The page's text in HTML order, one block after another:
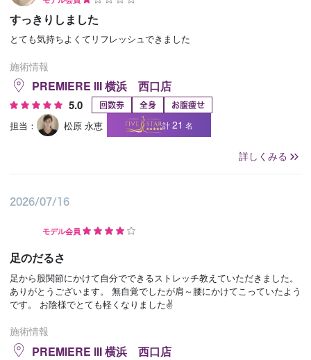
すっきりしました
とても気持ちよくてリフレッシュできました
施術情報
PREMIERE III 横浜 西口店
5.0 回数券 全身 お腹痩せ
担当： 松原 永恵 計 21 名
詳しくみる
2026/07/16
モデル会員
足のだるさ
足から股関節にかけて自分でできるストレッチ教えていただきました。
ありがとうございます。 無自覚でしたが肩～腰にかけてこっていたよう
です。 お陰様でとても軽くなりました✌
施術情報
PREMIERE III 横浜 西口店